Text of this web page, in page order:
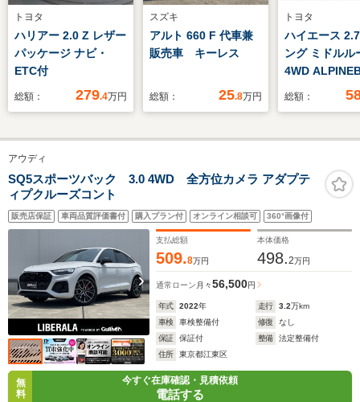
トヨタ
ハリアー 2.0 Z レザー
パッケージ ナビ・
ETC付
総額： 279.4万円
スズキ
アルト 660 F 代車兼
販売車 キーレス
総額： 25.8万円
トヨタ
ハイエース
ング ミドルル
4WD
新品内装架装
プスポイラー
トカバーアル
トテール艶消
ニーパネルセ
総額：
アウディ
SQ5スポーツバック 3.0 4WD 全方位カメラ アダプテ
ィプクルーズコント
販売店保証 車両品質評価書付 購入プラン付 オンライン相談可 360°画像付
支払総額
509.8万円
本体価格
498.2万円
通常ローン 月々56,500円
年式 2022年 走行 3.2万km
車検
車検整備付 修復
なし
保証
保証付 整備
法定整備付
住所
東京都江東区
無
料
今すぐ在庫確認・見積依頼
電話する